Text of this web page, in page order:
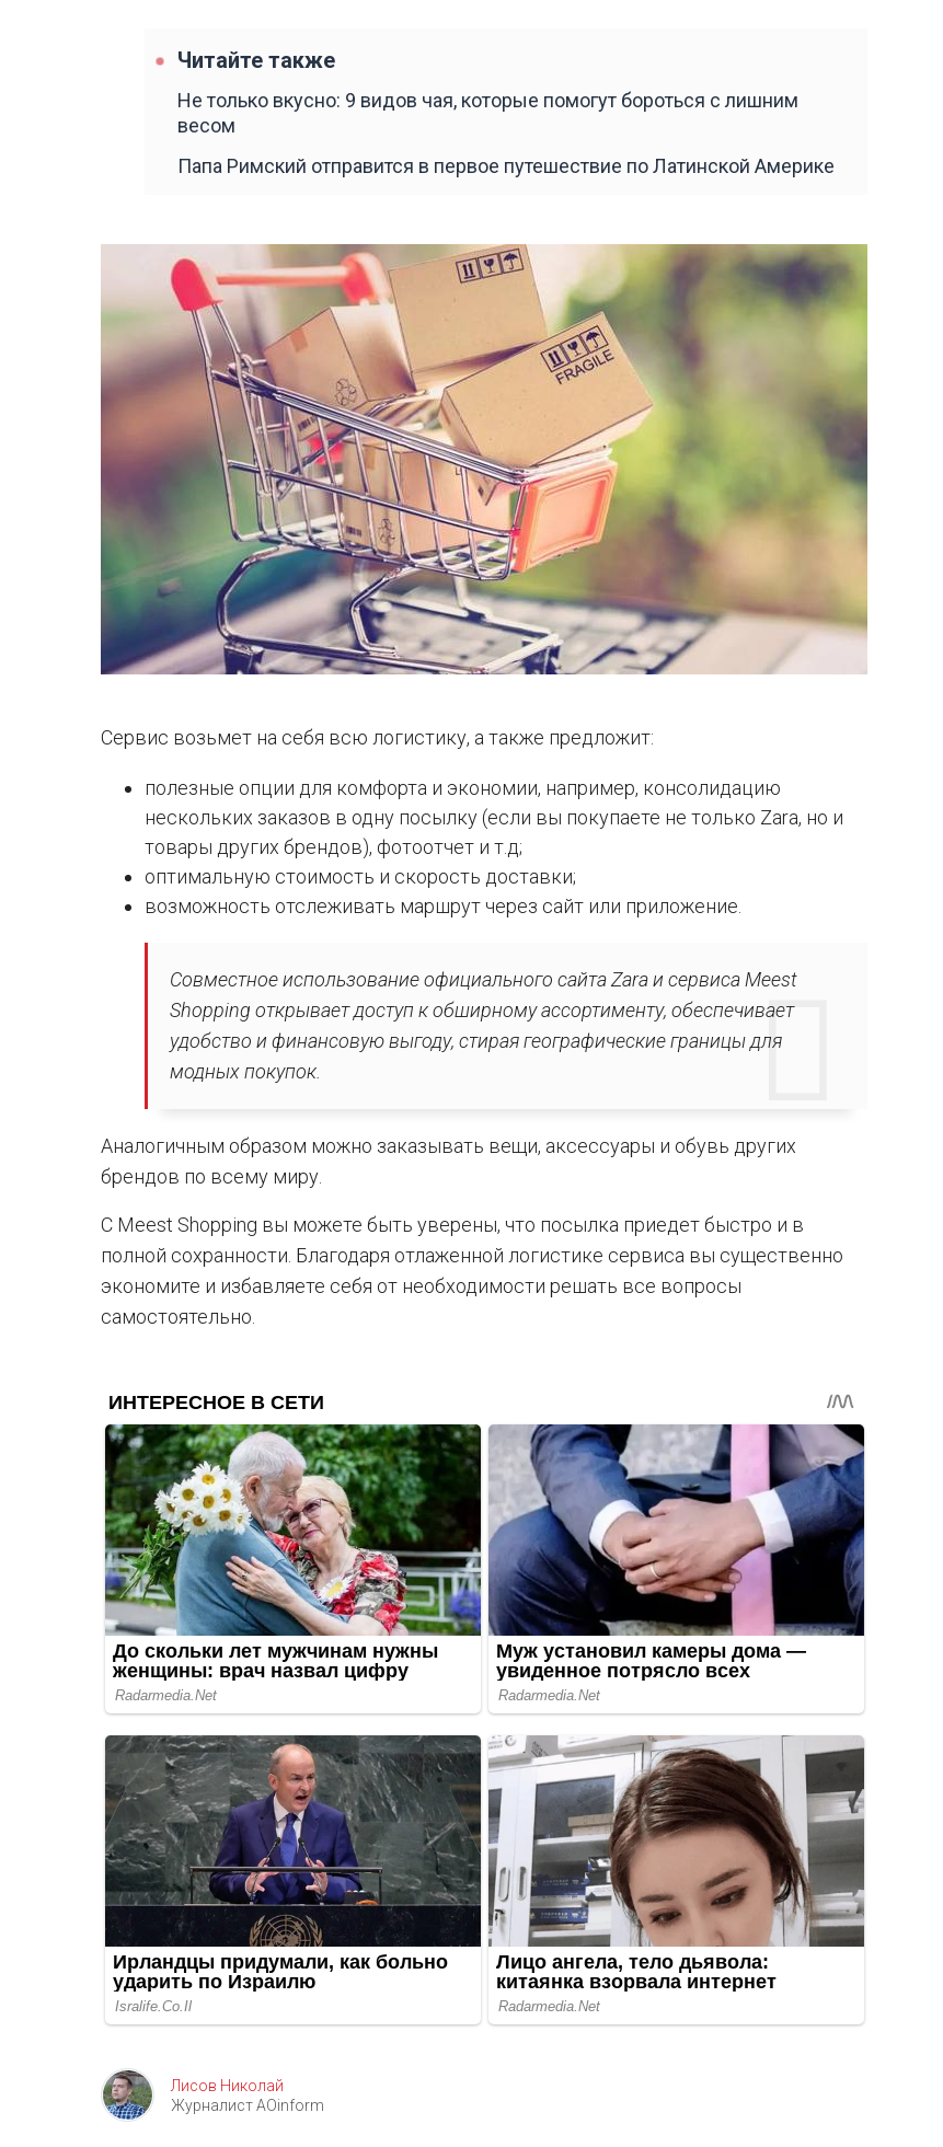
Читайте также
Не только вкусно: 9 видов чая, которые помогут бороться с лишним
весом
Папа Римский отправится в первое путешествие по Латинской Америке
Сервис возьмет на себя всю логистику, а также предложит:
полезные опции для комфорта и экономии, например, консолидацию
нескольких заказов в одну посылку (если вы покупаете не только Zara, но и
товары других брендов), фотоотчет и т.д;
оптимальную стоимость и скорость доставки;
возможность отслеживать маршрут через сайт или приложение.
Совместное использование официального сайта Zara и сервиса Meest
Shopping открывает доступ к обширному ассортименту, обеспечивает
удобство и финансовую выгоду, стирая географические границы для
модных покупок.
Аналогичным образом можно заказывать вещи, аксессуары и обувь других
брендов по всему миру.
С Meest Shopping вы можете быть уверены, что посылка приедет быстро и в
полной сохранности. Благодаря отлаженной логистике сервиса вы существенно
экономите и избавляете себя от необходимости решать все вопросы
самостоятельно.
Лисов Николай
Журналист AOinform